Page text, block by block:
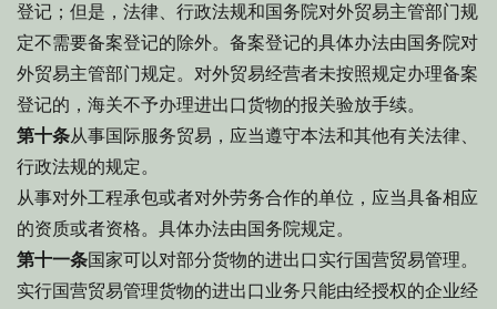
登记；但是，法律、行政法规和国务院对外贸易主管部门规
定不需要备案登记的除外。备案登记的具体办法由国务院对
外贸易主管部门规定。对外贸易经营者未按照规定办理备案
登记的，海关不予办理进出口货物的报关验放手续。
第十条从事国际服务贸易，应当遵守本法和其他有关法律、
行政法规的规定。
从事对外工程承包或者对外劳务合作的单位，应当具备相应
的资质或者资格。具体办法由国务院规定。
第十一条国家可以对部分货物的进出口实行国营贸易管理。
实行国营贸易管理货物的进出口业务只能由经授权的企业经